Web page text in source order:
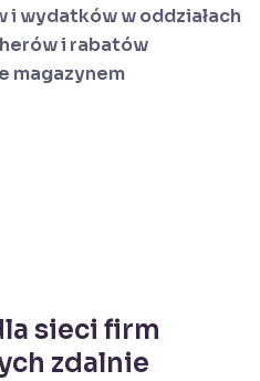
wydatków w oddziałach
i rabatów
magazynem
sieci firm
zdalnie